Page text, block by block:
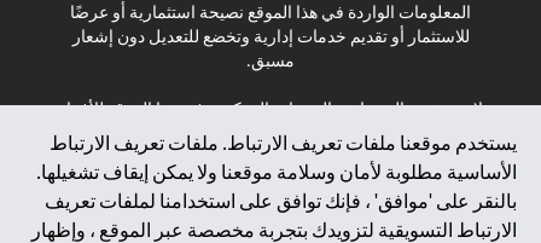
يستخدم موقعنا ملفات تعريف الارتباط. ملفات تعريف الارتباط
الأساسية مطلوبة لأمان وسلامة موقعنا ولا يمكن إيقاف تشغيلها.
بالنقر على 'موافق' ، فإنك توافق على استخدامنا لملفات تعريف
الارتباط التسويقية لتزويدك بتجربة مخصصة عبر الموقع ، وإظهار
المعلومات الواردة في هذا الموقع نصيحة استثمارية أو عرضًا
للاستثمار أو تقديم خدمات إدارية وتخضع للتعديل دون إشعار
مسبق.
لا يتم تقديم المنتجات والخدمات المذكورة في هذا الموقع للأفراد
المقيمين في الاتحاد الأوروبي أو المنطقة الاقتصادية الأوروبية أو
سويسرا أو غيرنسي أو جيرسي أو موناكو أو سان مارينو أو
الفاتيكان أو جزيرة مان أو المملكة المتحدة أو خصوصية البيانات
(لائحة حماية البيانات العامة \ قانون حماية البيانات الشخصية
العامة \ قانون خصوصية نيوزيلندا). المحتوى الموجود في هذه